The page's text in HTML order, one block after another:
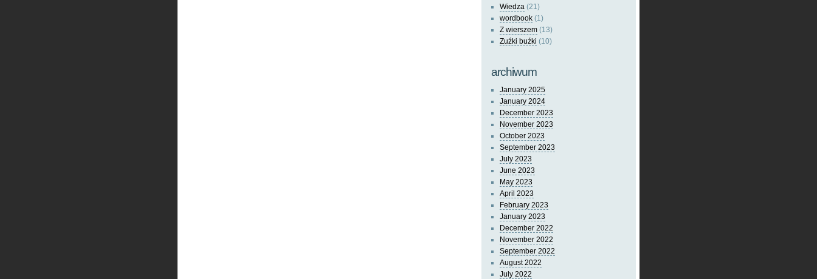
Wiedza (21)
wordbook (1)
Z wierszem (13)
Zuźki buźki (10)
archiwum
January 2025
January 2024
December 2023
November 2023
October 2023
September 2023
July 2023
June 2023
May 2023
April 2023
February 2023
January 2023
December 2022
November 2022
September 2022
August 2022
July 2022